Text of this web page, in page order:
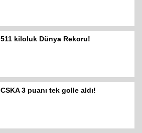
511 kiloluk Dünya Rekoru!
CSKA 3 puanı tek golle aldı!